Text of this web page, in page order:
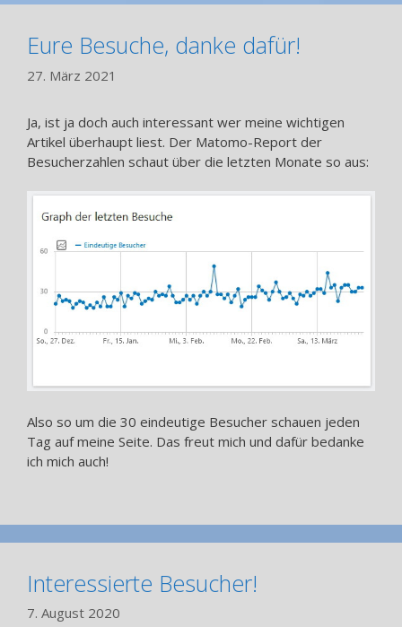
Eure Besuche, danke dafür!
27. März 2021
Ja, ist ja doch auch interessant wer meine wichtigen
Artikel überhaupt liest. Der Matomo-Report der
Besucherzahlen schaut über die letzten Monate so aus:
Also so um die 30 eindeutige Besucher schauen jeden
Tag auf meine Seite. Das freut mich und dafür bedanke
ich mich auch!
Interessierte Besucher!
7. August 2020